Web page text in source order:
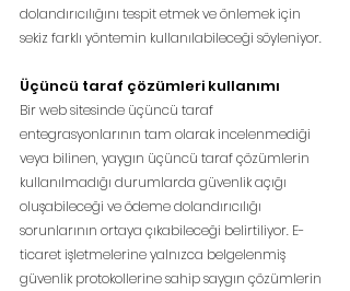
dolandırıcılığını tespit etmek ve önlemek için
sekiz farklı yöntemin kullanılabileceği söyleniyor.
Üçüncü taraf çözümleri kullanımı
Bir web sitesinde üçüncü taraf
entegrasyonlarının tam olarak incelenmediği
veya bilinen, yaygın üçüncü taraf çözümlerin
kullanılmadığı durumlarda güvenlik açığı
oluşabileceği ve ödeme dolandırıcılığı
sorunlarının ortaya çıkabileceği belirtiliyor. E-
ticaret işletmelerine yalnızca belgelenmiş
güvenlik protokollerine sahip saygın çözümlerin